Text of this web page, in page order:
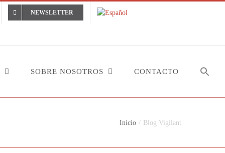
NEWSLETTER
SOBRE NOSOTROS CONTACTO
Inicio Blog Vigilant